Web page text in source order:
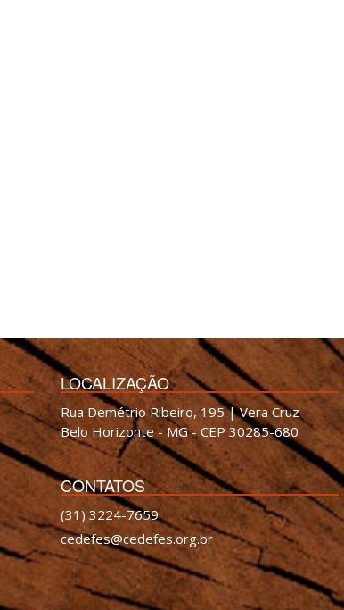
LOCALIZAÇÃO
Rua Demétrio Ribeiro, 195 | Vera Cruz
Belo Horizonte - MG - CEP 30285-680
CONTATOS
(31) 3224-7659
cedefes@cedefes.org.br